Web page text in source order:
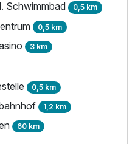
Schwimmbad 0,5 km
0,5 km
3 km
0,5 km
1,2 km
60 km